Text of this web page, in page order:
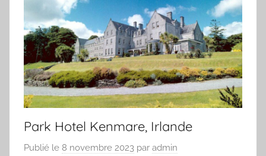
Park Hotel Kenmare, Irlande
Publié le 8 novembre 2023 par admin